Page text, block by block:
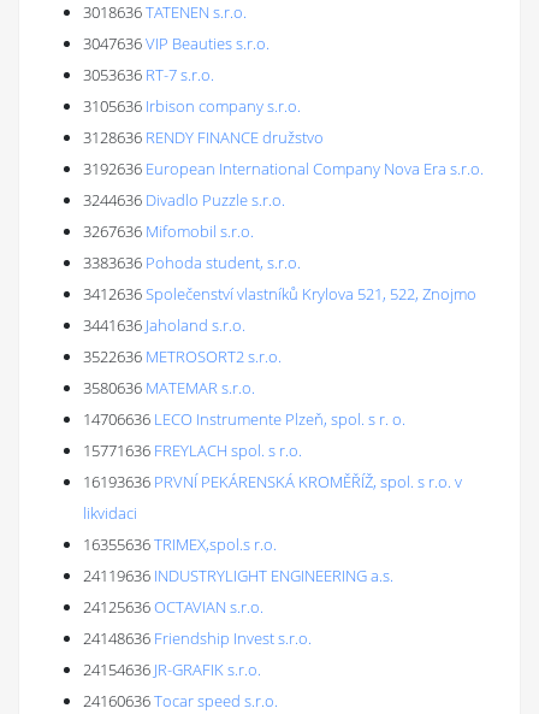
3018636TATENEN s.r.o.
3047636VIP Beauties s.r.o.
3053636 RT-7 s.r.o.
3105636 Irbison company s.r.o.
3128636 RENDY FINANCE družstvo
3192636 European International Company Nova Era s.r.o.
3244636 Divadlo Puzzle s.r.o.
3267636 Mifomobil s.r.o.
3383636 Pohoda student, s.r.o.
3412636Společenství vlastníků Krylova 521, 522, Znojmo
3441636 Jaholand s.r.o.
3522636 METROSORT2 s.r.o.
3580636 MATEMAR s.r.o.
14706636 LECO Instrumente Plzeň, spol. s r. o.
15771636 FREYLACH spol. s r.o.
16193636 PRVNÍ PEKÁRENSKÁ KROMĚŘÍŽ, spol. s r.o. v
likvidaci
16355636TRIMEX,spol.s r.o.
24119636 INDUSTRYLIGHT ENGINEERING a.s.
24125636OCTAVIAN s.r.o.
24148636 Friendship Invest s.r.o.
24154636 JR-GRAFIK s.r.o.
24160636Tocar speed s.r.o.